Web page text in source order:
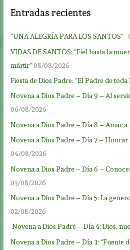
Entradas recientes
“UNA ALEGRÍA PARA LOS SANTOS”
VIDAS DE SANTOS: “Fiel hasta la
mártir” 08/08/2026
Fiesta de Dios Padre: “El Padre de toda
Novena a Dios Padre – Día 9 – Al
06/08/2026
Novena a Dios Padre – Día 8 – Amar a
Novena a Dios Padre – Día 7 – Honrar
04/08/2026
Novena a Dios Padre – Día 6 –
03/08/2026
Novena a Dios Padre – Día 5: La
02/08/2026
Novena a Dios Padre – Día 4: Dios,
Novena a Dios Padre – Día 3: “Fuente